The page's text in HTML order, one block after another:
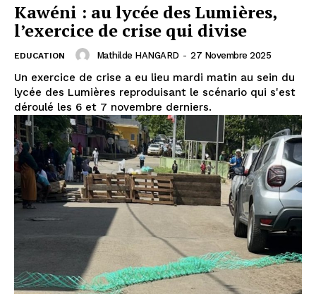
Kawéni : au lycée des Lumières,
l’exercice de crise qui divise
EDUCATION Mathilde HANGARD - 27 Novembre 2025
Un exercice de crise a eu lieu mardi matin au sein du
lycée des Lumières reproduisant le scénario qui s'est
déroulé les 6 et 7 novembre derniers.